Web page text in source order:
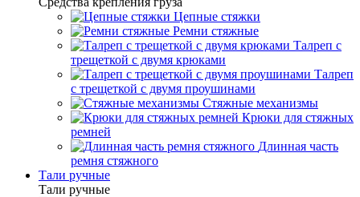
Цепные стяжки
Ремни стяжные
Талреп с
трещеткой с двумя крюками
Талреп
с трещеткой с двумя проушинами
Стяжные механизмы
Крюки для стяжных
ремней
Длинная часть
ремня стяжного
Тали ручные
Тали ручные